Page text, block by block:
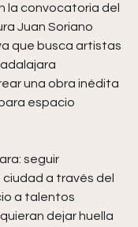
la convocatoria del
Juan Soriano
que busca artistas
una obra inédita
espacio
seguir
a través del
a talentos
dejar huella